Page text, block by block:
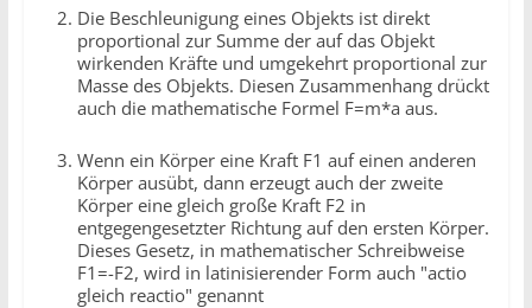
Die Beschleunigung eines Objekts ist direkt
proportional zur Summe der auf das Objekt
wirkenden Kräfte und umgekehrt proportional zur
Masse des Objekts. Diesen Zusammenhang drückt
auch die mathematische Formel F=m*a aus.
Wenn ein Körper eine Kraft F1 auf einen anderen
Körper ausübt, dann erzeugt auch der zweite
Körper eine gleich große Kraft F2 in
entgegengesetzter Richtung auf den ersten Körper.
Dieses Gesetz, in mathematischer Schreibweise
F1=-F2, wird in latinisierender Form auch "actio
gleich reactio" genannt